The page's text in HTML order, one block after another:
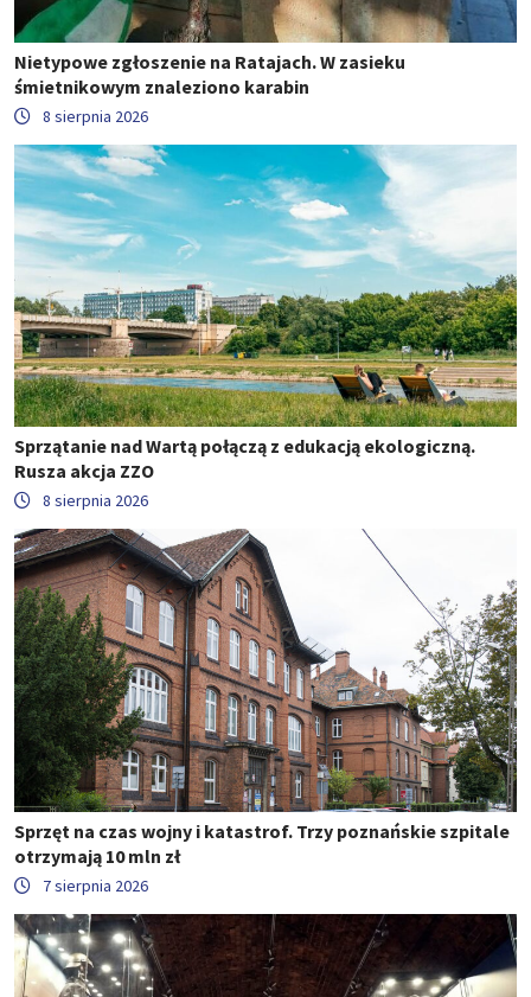
Nietypowe zgłoszenie na Ratajach. W zasieku
śmietnikowym znaleziono karabin
8 sierpnia 2026
Sprzątanie nad Wartą połączą z edukacją ekologiczną.
Rusza akcja ZZO
8 sierpnia 2026
Sprzęt na czas wojny i katastrof. Trzy poznańskie szpitale
otrzymają 10 mln zł
7 sierpnia 2026